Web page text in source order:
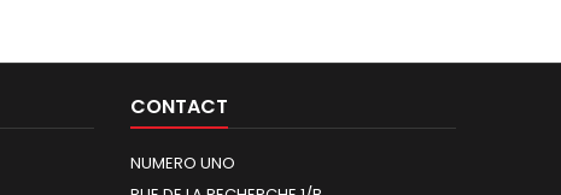
CONTACT
NUMERO UNO